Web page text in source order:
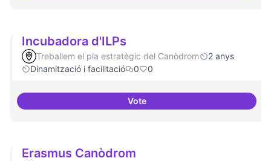
Incubadora d'ILPs
Treballem el pla estratègic del Canòdrom
2 anys
Dinamització i facilitació
0 0
VoteIncubadora d'ILPs
Erasmus Canòdrom